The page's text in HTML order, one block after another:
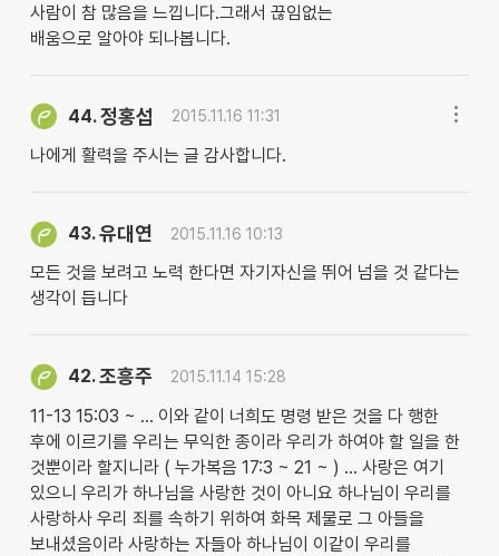
사람이 참 많음을 느낍니다.그래서 끊임없는
배움으로 알아야 되나봅니다.
44.정홍섭 2015.11.16 11:31
나에게 활력을 주시는 글 감사합니다.
43.유대연 2015.11.16 10:13
모든 것을 보려고 노력 한다면 자기자신을 뛰어 넘을 것 같다는
생각이 듭니다
42.조흥주 2015.11.14 15:28
11-13 15:03 ~ … 이와 같이 너희도 명령 받은 것을 다 행한
후에 이르기를 우리는 무익한 종이라 우리가 하여야 할 일을 한
것뿐이라 할지니라 ( 누가복음 17:3 ~ 21 ~ ) … 사랑은 여기
있으니 우리가 하나님을 사랑한 것이 아니요 하나님이 우리를
사랑하사 우리 죄를 속하기 위하여 화목 제물로 그 아들을
보내셨음이라 사랑하는 자들아 하나님이 이같이 우리를